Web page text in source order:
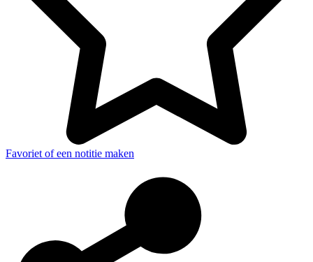
Favoriet of een notitie maken